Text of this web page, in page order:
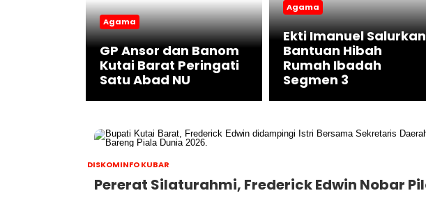
Agama
GP Ansor dan Banom
Kutai Barat Peringati
Satu Abad NU
Agama
Ekti Imanuel Salurkan
Bantuan Hibah
Rumah Ibadah
Segmen 3
DISKOMINFO KUBAR
Pererat Silaturahmi, Frederick Edwin Nobar